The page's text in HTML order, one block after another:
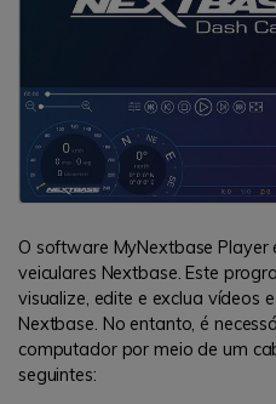
O software MyNextbase Player
veiculares Nextbase. Este
visualize, edite e exclua vídeos
Nextbase. No entanto, é
computador por meio de um
seguintes: